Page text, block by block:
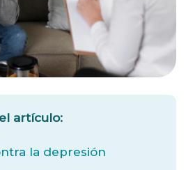
artículo:
la depresión